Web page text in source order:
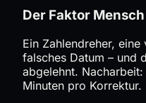
Der Faktor Mensch
Ein Zahlendreher,
falsches Datum – und
abgelehnt.
Minuten pro Korrektur.